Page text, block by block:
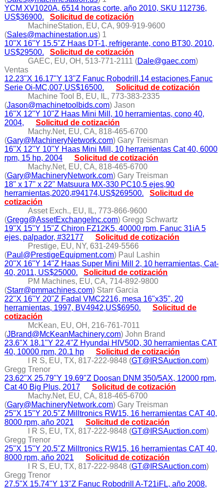
YCM XV1020A, 6514 horas corte, año 2010, SKU 112736,
US$36900.
Solicitud de cotización
MachineStation, EU, CA, 909-919-9600
(Sales@machinestation.us) 1
10"X 16"Y 15.5"Z Haas DT-1, refrigerante, cono BT30, 2010,
US$29500.
Solicitud de cotización
GAEC, EU, OH, 513-771-2111 (Dale@gaec.com)
Ventas
12.23"X 16.17"Y 13"Z Fanuc Robodrill,14 estaciones,Fanuc
Serie Oi-MC,007,US$16500.
Solicitud de cotización
Machine Tool B, EU, IL, 773-383-2335
(Jason@machinetoolbids.com) Jason
16"X 12"Y 10"Z Haas Mini Mill, 10 herramientas, cono 40,
2004,
Solicitud de cotización
Machy.Net, EU, CA, 818-465-6700
(Gary@MachineryNetwork.com) Gary Treisman
16"X 12"Y 10"Y Haas Mini Mill, 10 herramientas Cat 40, 6000
rpm, 15 hp, 2004
Solicitud de cotización
Machy.Net, EU, CA, 818-465-6700
(Gary@MachineryNetwork.com) Gary Treisman
18" x 17" x 22" Matsuura MX-330 PC10,5 ejes,90
herramientas,2020,#94174,US$269500.
Solicitud de
cotización
Asset Exch., EU, IL, 773-866-9600
(Gregg@AssetExchangeInc.com) Gregg Schwartz
19"X 15"Y 15"Z Chiron FZ12K5, 40000 rpm, Fanuc 31iA 5
ejes, palpador, #32177
Solicitud de cotización
Prestige, EU, NY, 631-249-5566
(Paul@PrestigeEquipment.com) Paul Lashin
20"X 16"Y 14"Z Haas Super Mini Mill 2, 10 herramientas, Cat-
40, 2011, US$25000.
Solicitud de cotización
PM Machines, EU, CA, 714-892-9800
(Starr@pmmachines.com) Starr Garcia
22"X 16"Y 20"Z Fadal VMC2216, mesa 16"x35", 20
herramientas, 1997, BV4942,US$6950.
Solicitud de
cotización
McKean, EU, OH, 216-761-7011
(JBrand@McKeanMachinery.com) John Brand
23.6"X 18.1"Y 22.4"Z Hyundai HIV50D, 30 herramientas CAT
40, 10000 rpm, 20.1 hp
Solicitud de cotización
I R S, EU, TX, 817-222-9848 (GT@IRSAuction.com)
Gregg Trenor
23.62"X 25.79"Y 19.69"Z Doosan DNM 350/5AX, 12000 rpm,
Cat 40 Big Plus, 2017
Solicitud de cotización
Machy.Net, EU, CA, 818-465-6700
(Gary@MachineryNetwork.com) Gary Treisman
25"X 15"Y 20.5"Z Milltronics RW15, 16 herramientas CAT 40,
8000 rpm, año 2021
Solicitud de cotización
I R S, EU, TX, 817-222-9848 (GT@IRSAuction.com)
Gregg Trenor
25"X 15"Y 20.5"Z Milltronics RW15, 16 herramientas CAT 40,
8000 rpm, año 2021
Solicitud de cotización
I R S, EU, TX, 817-222-9848 (GT@IRSAuction.com)
Gregg Trenor
27.5"X 15.74"Y 13"Z Fanuc Robodrill A-T21iFL, año 2008,